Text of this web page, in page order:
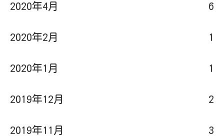
2020年4月 6
2020年2月 1
2020年1月 1
2019年12月 2
2019年11月 3